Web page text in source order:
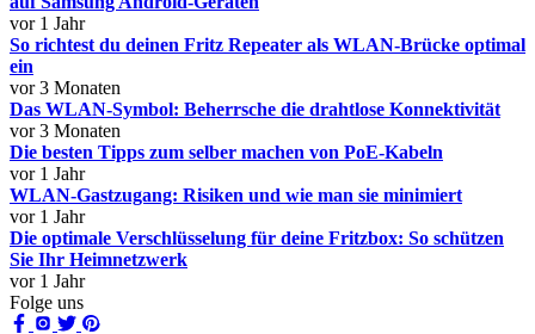
vor 1 Jahr
So richtest du deinen Fritz Repeater als WLAN-Brücke optimal
ein
vor 3 Monaten
Das WLAN-Symbol: Beherrsche die drahtlose Konnektivität
vor 3 Monaten
Die besten Tipps zum selber machen von PoE-Kabeln
vor 1 Jahr
WLAN-Gastzugang: Risiken und wie man sie minimiert
vor 1 Jahr
Die optimale Verschlüsselung für deine Fritzbox: So schützen
Sie Ihr Heimnetzwerk
vor 1 Jahr
Folge uns